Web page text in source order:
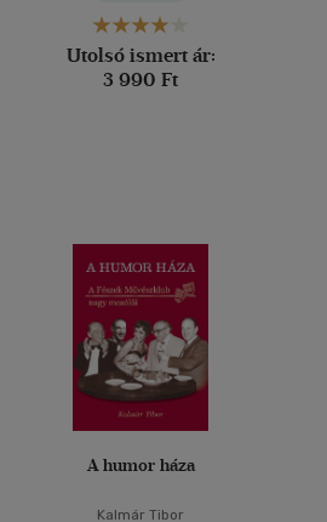
Utolsó ismert ár:
3 990 Ft
A humor háza
Kalmár Tibor